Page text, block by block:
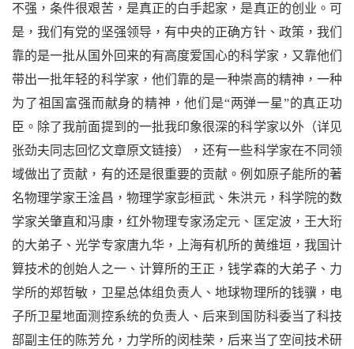
不强，条件很艰苦，是真正的白手起家，是真正的创业。可
是，我们有党的坚强领导，有中央的正确方针、政策，我们
靠的是一批从国外回来的有高度爱国心的科学家，又靠他们
带出一批年轻的科学家，他们靠的是一种崇高的精神，一种
为了祖国富强而献身的精神，他们是“两弹一星”的真正功
臣。除了我前面提到的一批我印象很深的科学家以外（详见
张劲夫同志回忆文章原文链接），还有一些科学家在不同领
域做出了贡献，有的还是很重要的贡献。例如原子能所的著
名物理学家王淦昌，物理学家彭桓武、朱洪元，科学院的数
学家关肇直和冯康，红外物理专家汤定元、匡定波，王大珩
的大弟子、光学专家唐九华，上海有机所的黄维垣，我国计
算技术的创始人之一、计算所的王正，钱学森的大弟子、力
学所的郑哲敏，卫星总体组负责人、地球物理所的钱骥，电
子所卫星地面测控系统的负责人、后来到国防科委当了科技
部副主任的陈芳允，力学所的闵桂荣，后来当了空间技术研